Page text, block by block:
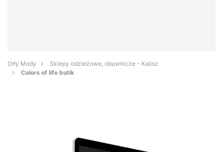
Orły Mody
Sklepy odzieżowe, obuwnicze - Kalisz
Colors of life butik